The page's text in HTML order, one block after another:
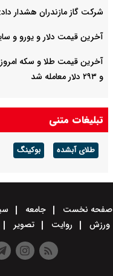
شرکت گاز مازندران هشدار
آخرین قیمت دلار و یورو و سایر ارزها
و ٢٩٣ دلار معامله شد
تبلیغات متنی
طلای آبشده بوکینگ
صفحه نخست جامعه
ورزش
روایت تصویر